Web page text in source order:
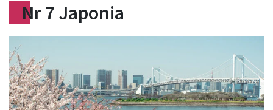
Nr 7 Japonia